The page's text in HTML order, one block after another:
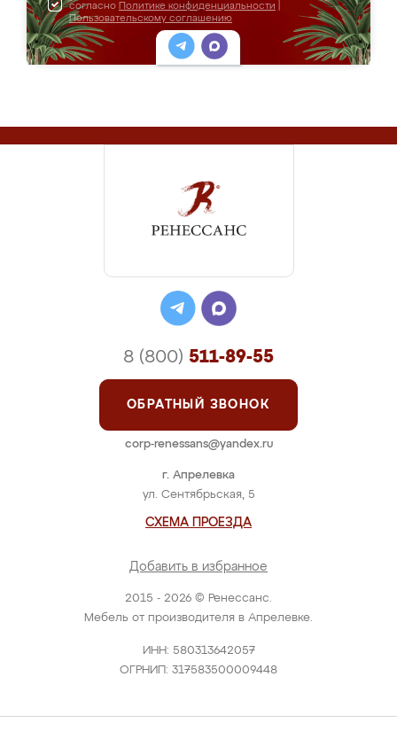
согласно Политике конфиденциальности
Пользовательскому соглашению
2015 - 2026 © Ренессанс.
Мебель от производителя в Апрелевке.
ИНН: 580313642057
ОГРНИП: 317583500009448
г. Апрелевка
ул. Сентябрьская, 5
СХЕМА ПРОЕЗДА
Добавить в избранное
8 (800) 511-89-55
ОБРАТНЫЙ ЗВОНОК
corp-renessans@yandex.ru